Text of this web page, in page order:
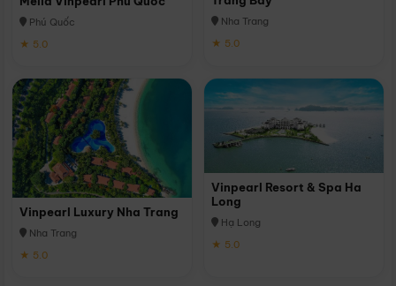
Phú Quốc
★ 5.0
Nha Trang
★ 5.0
Vinpearl Luxury Nha Trang
Nha Trang
★ 5.0
Vinpearl Resort & Spa Ha
Long
Hạ Long
★ 5.0